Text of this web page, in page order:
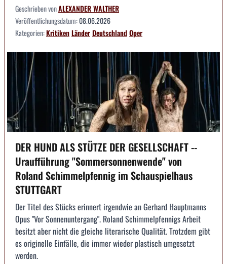
Geschrieben vonALEXANDER WALTHER
Veröffentlichungsdatum:08.06.2026
Kategorien:KritikenLänderDeutschlandOper
DER HUND ALS STÜTZE DER GESELLSCHAFT --
Uraufführung "Sommersonnenwende" von
Roland Schimmelpfennig im Schauspielhaus
STUTTGART
Der Titel des Stücks erinnert irgendwie an Gerhard Hauptmanns
Opus "Vor Sonnenuntergang". Roland Schimmelpfennigs Arbeit
besitzt aber nicht die gleiche literarische Qualität. Trotzdem gibt
es originelle Einfälle, die immer wieder plastisch umgesetzt
werden.